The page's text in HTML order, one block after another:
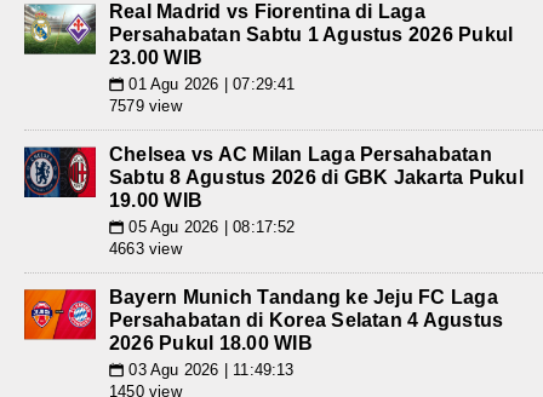
Real Madrid vs Fiorentina di Laga
Persahabatan Sabtu 1 Agustus 2026 Pukul
23.00 WIB
📅 01 Agu 2026 | 07:29:41
7579 view
Chelsea vs AC Milan Laga Persahabatan
Sabtu 8 Agustus 2026 di GBK Jakarta Pukul
19.00 WIB
📅 05 Agu 2026 | 08:17:52
4663 view
Bayern Munich Tandang ke Jeju FC Laga
Persahabatan di Korea Selatan 4 Agustus
2026 Pukul 18.00 WIB
📅 03 Agu 2026 | 11:49:13
1450 view